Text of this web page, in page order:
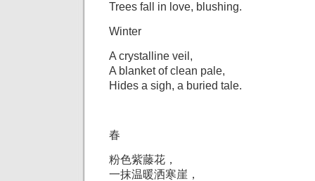
Trees fall in love, blushing.
Winter
A crystalline veil,
A blanket of clean pale,
Hides a sigh, a buried tale.
春
粉色紫藤花，
一抹温暖洒寒崖，